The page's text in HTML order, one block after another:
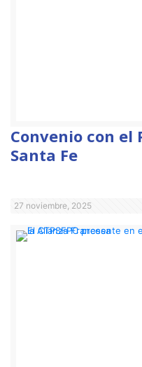
Convenio con el
Santa Fe
27 noviembre, 2025